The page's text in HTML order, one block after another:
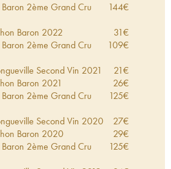
Baron 2ème Grand Cru
144€
Baron 2022 31€
Baron 2ème Grand Cru
109€
Second Vin 2021 21€
Baron 2021 26€
Baron 2ème Grand Cru
125€
Second Vin 2020 27€
Baron 2020 29€
Baron 2ème Grand Cru
125€